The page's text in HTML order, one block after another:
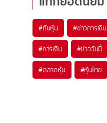
#ทันหุ้น #ข่าวการเงิน
#การเงิน #ข่าววันนี้
#ตลาดหุ้น #หุ้นไทย